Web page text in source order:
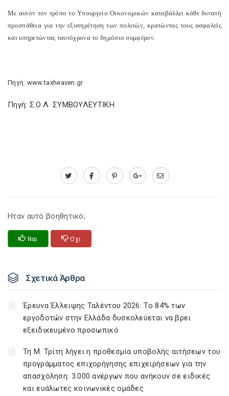
Με αυτόν τον τρόπο το Υπουργείο Οικονομικών καταβάλλει κάθε δυνατή
προσπάθεια για την εξυπηρέτηση των πολιτών, κρατώντας τους ασφαλείς
και υπηρετώντας ταυτόχρονα το δημόσιο συμφέρον.
Πηγή: www.taxheaven.gr
Πηγή: Σ.Ο.Λ. ΣΥΜΒΟΥΛΕΥΤΙΚΗ
Ηταν αυτό βοηθητικό;
Ναι Οχι
Σχετικά Άρθρα
Έρευνα Έλλειψης Ταλέντου 2026: Το 84% των
εργοδοτών στην Ελλάδα δυσκολεύεται να βρει
εξειδικευμένο προσωπικό
Τη Μ. Τρίτη λήγει η προθεσμία υποβολής αιτήσεων του
προγράμματος επιχορήγησης επιχειρήσεων για την
απασχόληση: 3.000 ανέργων που ανήκουν σε ειδικές
και ευάλωτες κοινωνικές ομάδες